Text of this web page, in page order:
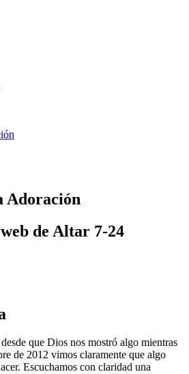
Adoración
de Altar 7-24
que Dios nos mostró algo mientras
de 2012 vimos claramente que algo
Escuchamos con claridad una